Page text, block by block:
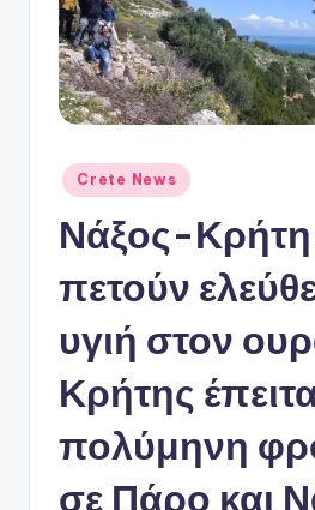
Αναρτήθηκε
σε
Crete News
Νάξος-
πετούν
υγιή στον
Κρήτης
πολύμηνη
σε Πάρο και